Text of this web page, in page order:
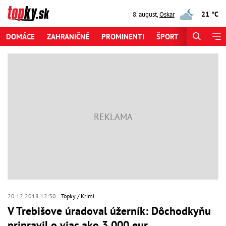
8. august,Oskar 21 °C
DOMÁCE ZAHRANIČNÉ PROMINENTI ŠPORT
20.12.2018 12:30 Topky Krimi
V Trebišove úradoval úžerník: Dôchodkyňu